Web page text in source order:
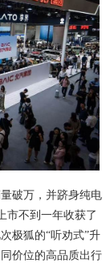
破万，并跻身纯电
市不到一年收获了
极狐的“听劝式”升
价位的高品质出行